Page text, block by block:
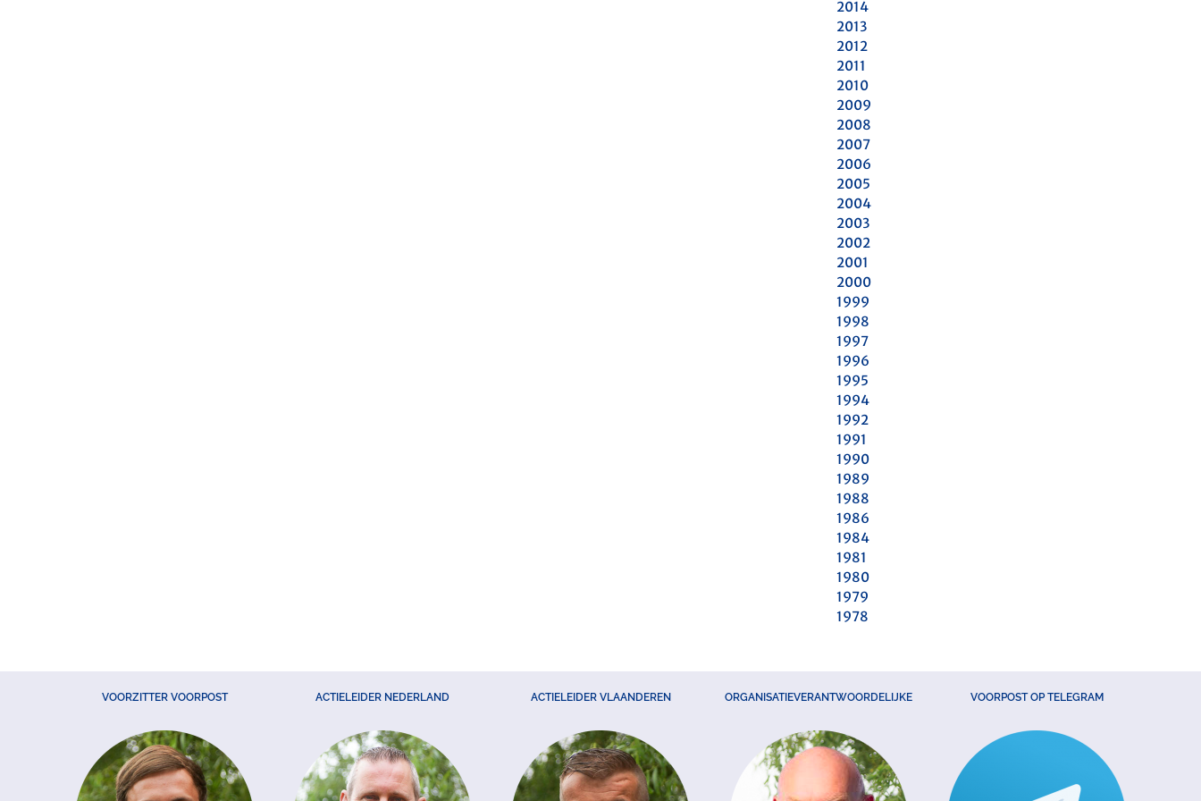
2014
2013
2012
2011
2010
2009
2008
2007
2006
2005
2004
2003
2002
2001
2000
1999
1998
1997
1996
1995
1994
1992
1991
1990
1989
1988
1986
1984
1981
1980
1979
1978
VOORZITTER VOORPOST ACTIELEIDER NEDERLAND ACTIELEIDER VLAANDEREN ORGANISATIEVERANTWOORDELIJKE VOORPOST OP TELEGRAM